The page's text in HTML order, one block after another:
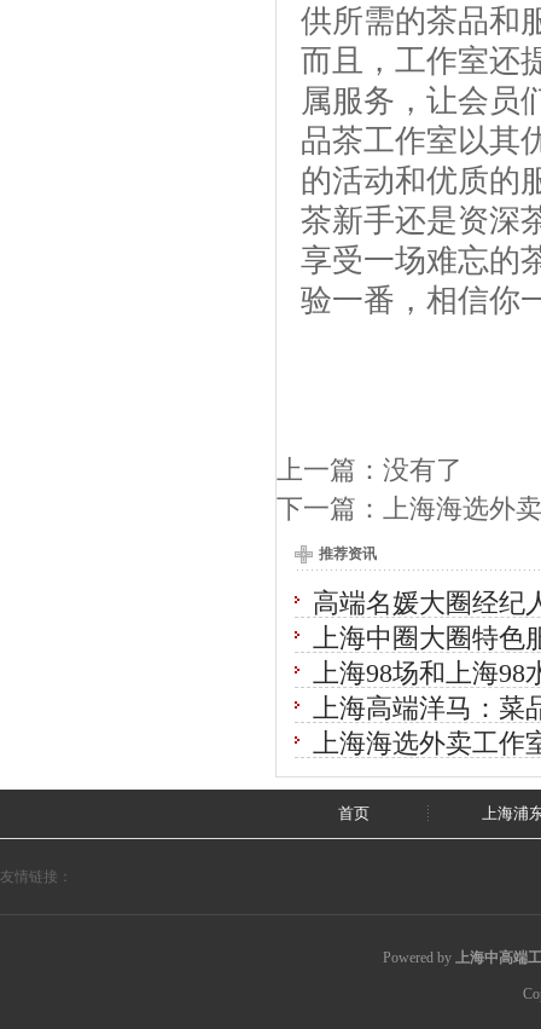
供所需的茶品和
而且，工作室还
属服务，让会员
品茶工作室以其
的活动和优质的
茶新手还是资深
享受一场难忘的
验一番，相信你
上一篇：没有了
下一篇： 上海海选外
推荐资讯
高端名媛大圈经纪
上海中圈大圈特色
上海98场和上海98
上海高端洋马：菜
上海海选外卖工作
首页 上海浦
友情链接：
Powered by 上海中高端